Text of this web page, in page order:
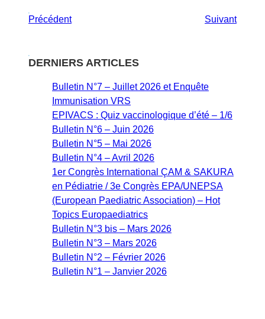
Précédent Suivant
DERNIERS ARTICLES
Bulletin N°7 – Juillet 2026 et Enquête
Immunisation VRS
EPIVACS : Quiz vaccinologique d’été – 1/6
Bulletin N°6 – Juin 2026
Bulletin N°5 – Mai 2026
Bulletin N°4 – Avril 2026
1er Congrès International ÇAM & SAKURA
en Pédiatrie / 3e Congrès EPA/UNEPSA
(European Paediatric Association) – Hot
Topics Europaediatrics
Bulletin N°3 bis – Mars 2026
Bulletin N°3 – Mars 2026
Bulletin N°2 – Février 2026
Bulletin N°1 – Janvier 2026